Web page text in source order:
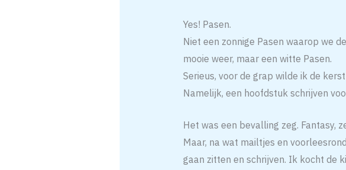
Yes! Pasen.
Niet een zonnige Pasen waarop we
mooie weer, maar een witte Pasen.
Serieus, voor de grap wilde ik de
Namelijk, een hoofdstuk schrijven
Het was een bevalling zeg. Fantasy,
Maar, na wat mailtjes en
gaan zitten en schrijven. Ik kocht de